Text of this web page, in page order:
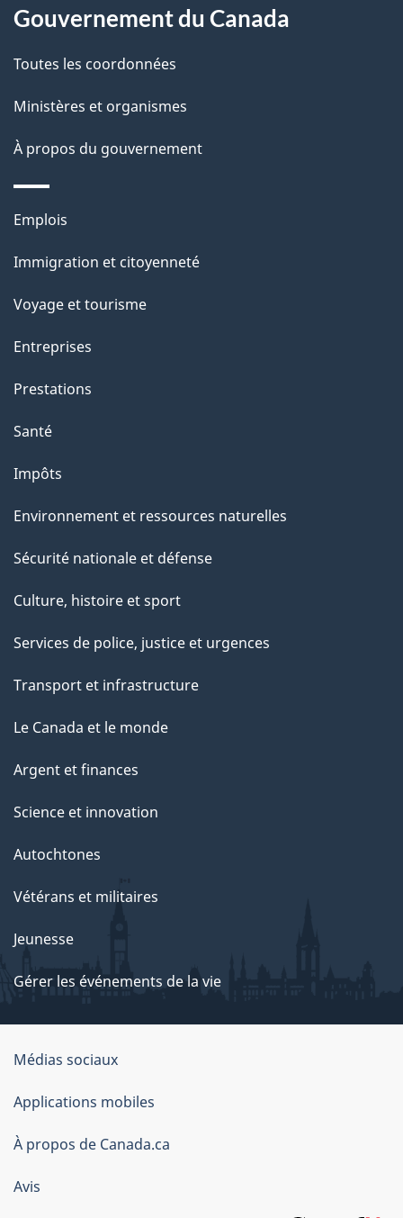
p
a
g
e
Gouvernement du Canada
Toutes les coordonnées
Ministères et organismes
À propos du gouvernement
Thèmes
sujets
Emplois
Immigration et citoyenneté
Voyage et tourisme
Entreprises
Prestations
Santé
Impôts
Environnement et ressources naturelles
Sécurité nationale et défense
Culture, histoire et sport
Services de police, justice et urgences
Transport et infrastructure
Le Canada et le monde
Argent et finances
Science et innovation
Autochtones
Vétérans et militaires
Jeunesse
Gérer les événements de la vie
Organisation
du
gouvernement
du
Canada
Médias sociaux
Applications mobiles
À propos de Canada.ca
Avis